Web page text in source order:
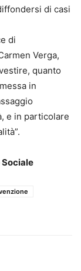
di casi
di
Verga,
quanto
in
e in particolare